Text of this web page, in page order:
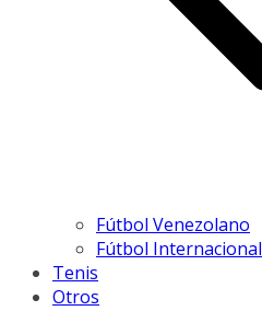
Fútbol Venezolano
Fútbol Internacional
Tenis
Otros